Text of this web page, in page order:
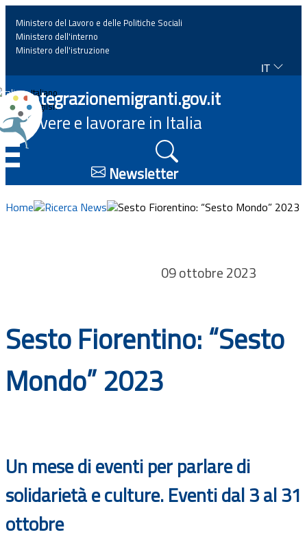
Home
News
Approfondimenti
Eventi
Documenti
Guide
Ministero del Lavoro e delle Politiche Sociali
Ministero dell'interno
Ministero dell'istruzione
IT
Italiano
English
Integrazionemigranti.gov.it
Vivere e lavorare in Italia
Newsletter
Home Ricerca News Sesto Fiorentino: “Sesto Mondo” 2023
09 ottobre 2023
Sesto Fiorentino: “Sesto
Mondo” 2023
Un mese di eventi per parlare di
solidarietà e culture. Eventi dal 3 al 31
ottobre